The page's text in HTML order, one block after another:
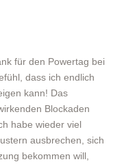
für den Powertag bei
dass ich endlich
kann! Das
Blockaden
habe wieder viel
ausbrechen, sich
bekommen will,